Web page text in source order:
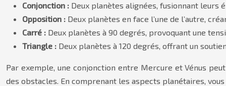
Conjonction : Deux planètes alignées, fusionnant leurs
Opposition : Deux planètes en face l’une de l’autre,
Carré : Deux planètes à 90 degrés, provoquant une
Triangle : Deux planètes à 120 degrés, offrant un
Par exemple, une conjonction entre Mercure et Vénus
des obstacles. En comprenant les aspects planétaires,